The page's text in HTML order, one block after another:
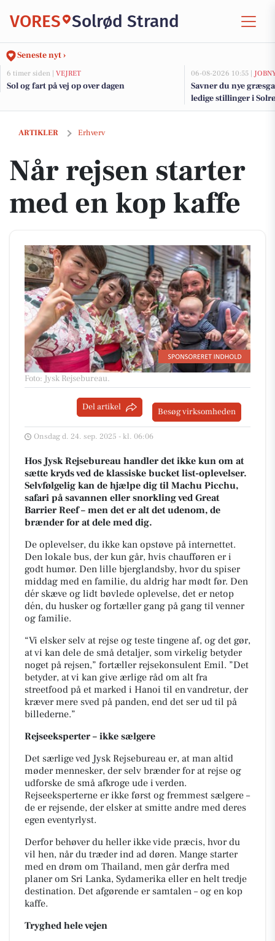
VORES Solrød Strand
Seneste nyt ›
6 timer siden | VEJRET
Sol og fart på vej op over dagen
06-08-2026 10:55 |
Savner du nye
ledige stillinger i
ARTIKLER Erhverv
Når rejsen starter med en kop kaffe
Når rejsen starter
med en kop kaffe
Foto: Jysk Rejsebureau.
Del artikel Besøg virksomheden
Onsdag d. 24. sep. 2025 - kl. 06:06
Hos Jysk Rejsebureau handler det ikke kun om at
sætte kryds ved de klassiske bucket list-oplevelser.
Selvfølgelig kan de hjælpe dig til Machu Picchu,
safari på savannen eller snorkling ved Great
Barrier Reef – men det er alt det udenom, de
brænder for at dele med dig.
De oplevelser, du ikke kan opstøve på internettet.
Den lokale bus, der kun går, hvis chaufføren er i
godt humør. Den lille bjerglandsby, hvor du spiser
middag med en familie, du aldrig har mødt før. Den
dér skæve og lidt bøvlede oplevelse, det er netop
dén, du husker og fortæller gang på gang til venner
og familie.
“Vi elsker selv at rejse og teste tingene af, og det gør,
at vi kan dele de små detaljer, som virkelig betyder
noget på rejsen,” fortæller rejsekonsulent Emil. ”Det
betyder, at vi kan give ærlige råd om alt fra
streetfood på et marked i Hanoi til en vandretur, der
kræver mere sved på panden, end det ser ud til på
billederne.”
Rejseeksperter – ikke sælgere
Det særlige ved Jysk Rejsebureau er, at man altid
møder mennesker, der selv brænder for at rejse og
udforske de små afkroge ude i verden.
Rejseeksperterne er ikke først og fremmest sælgere –
de er rejsende, der elsker at smitte andre med deres
egen eventyrlyst.
Derfor behøver du heller ikke vide præcis, hvor du
vil hen, når du træder ind ad døren. Mange starter
med en drøm om Thailand, men går derfra med
planer om Sri Lanka, Sydamerika eller en helt tredje
destination. Det afgørende er samtalen – og en kop
kaffe.
Tryghed hele vejen